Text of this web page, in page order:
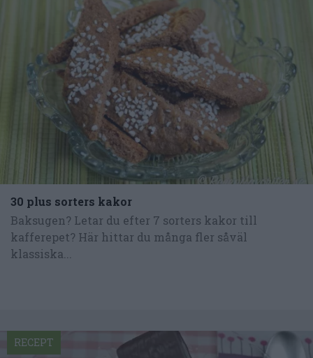
30 plus sorters kakor
Baksugen? Letar du efter 7 sorters kakor till
kafferepet? Här hittar du många fler såväl
klassiska...
RECEPT